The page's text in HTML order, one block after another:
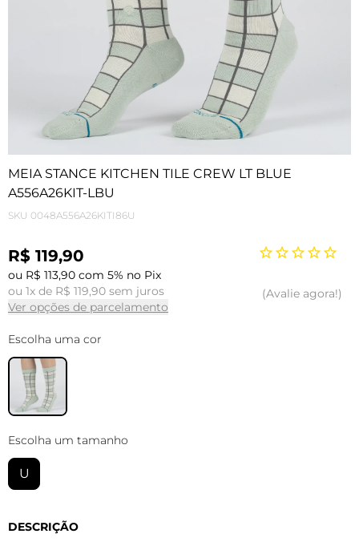
MEIA STANCE KITCHEN TILE CREW LT BLUE
A556A26KIT-LBU
SKU 0048A556A26KITI86U
R$ 119,90
ou R$ 113,90 com 5% no Pix
ou 1x de R$ 119,90 sem juros
Ver opções de parcelamento
Avalie agora!
Escolha uma cor
Escolha um tamanho
U
DESCRIÇÃO